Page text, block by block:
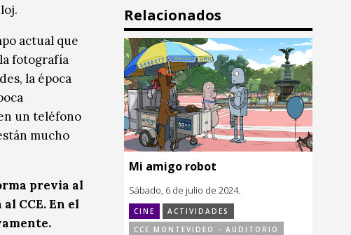
actual que
fotografía
la época
un teléfono
mucho
previa al
CCE. En el
Relacionados
Mi amigo robot
Sábado, 6 de julio de 2024.
CINE
ACTIVIDADES
CCE MONTEVIDEO - AUDITORIO